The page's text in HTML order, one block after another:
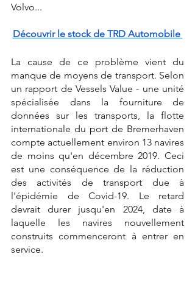
Volvo...
Découvrir le stock de TRD Automobile
La cause de ce problème vient du
manque de moyens de transport. Selon
un rapport de Vessels Value - une unité
spécialisée dans la fourniture de
données sur les transports, la flotte
internationale du port de Bremerhaven
compte actuellement environ 13 navires
de moins qu'en décembre 2019. Ceci
est une conséquence de la réduction
des activités de transport due à
l'épidémie de Covid-19. Le retard
devrait durer jusqu'en 2024, date à
laquelle les navires nouvellement
construits commenceront à entrer en
service.